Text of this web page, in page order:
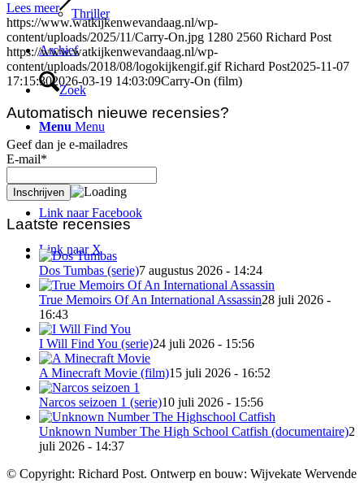
Thriller
Archief
Zoek
Menu Menu
Link naar Facebook
Link naar X
Lees meer
https://www.watkijkenwevandaag.nl/wp-
content/uploads/2025/11/Carry-On.jpg 1280 2560 Richard Post
https://www.watkijkenwevandaag.nl/wp-
content/uploads/2018/08/logokijkengif.gif Richard Post2025-11-07
17:15:302026-03-19 14:03:09Carry-On (film)
Automatisch nieuwe recensies?
Geef dan je e-mailadres
E-mail*
Laatste recensies
Dos Tumbas (serie)7 augustus 2026 - 14:24
True Memoirs Of An International Assassin28 juli 2026 -
16:43
I Will Find You (serie)24 juli 2026 - 15:56
A Minecraft Movie (film)15 juli 2026 - 16:52
Narcos seizoen 1 (serie)10 juli 2026 - 15:56
Unknown Number The High School Catfish (documentaire)2
juli 2026 - 14:37
© Copyright: Richard Post. Ontwerp en bouw: Wijvekate Wervende